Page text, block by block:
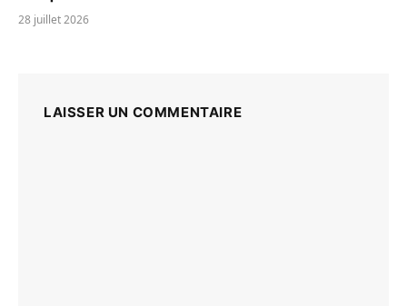
28 juillet 2026
LAISSER UN COMMENTAIRE